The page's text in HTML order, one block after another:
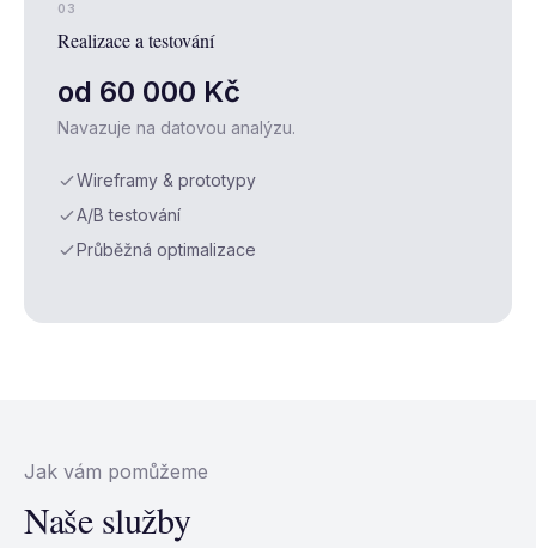
03
Realizace a testování
od 60 000 Kč
Navazuje na datovou analýzu.
Wireframy & prototypy
A/B testování
Průběžná optimalizace
Jak vám pomůžeme
Naše služby